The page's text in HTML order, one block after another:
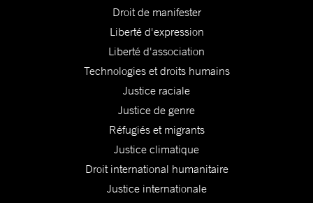
Droit de manifester
Liberté d'expression
Liberté d'association
Technologies et droits humains
Justice raciale
Justice de genre
Réfugiés et migrants
Justice climatique
Droit international humanitaire
Justice internationale